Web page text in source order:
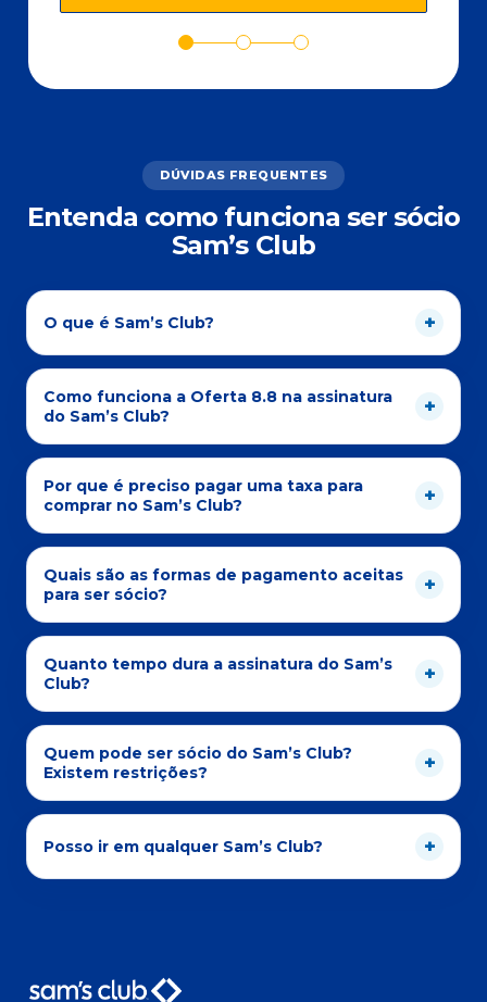
DÚVIDAS FREQUENTES
Entenda como funciona ser sócio
Sam’s Club
O que é Sam’s Club?
Como funciona a Oferta 8.8 na assinatura
do Sam’s Club?
Por que é preciso pagar uma taxa para
comprar no Sam’s Club?
Quais são as formas de pagamento aceitas
para ser sócio?
Quanto tempo dura a assinatura do Sam’s
Club?
Quem pode ser sócio do Sam’s Club?
Existem restrições?
Posso ir em qualquer Sam’s Club?